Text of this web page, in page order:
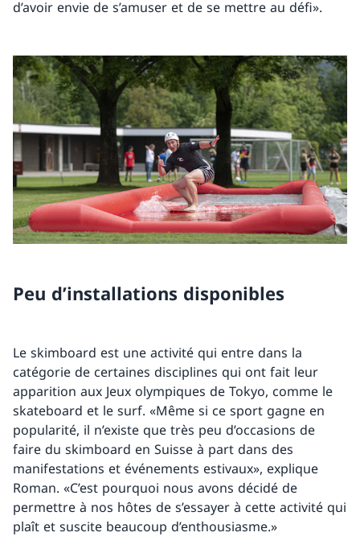
d’avoir envie de s’amuser et de se mettre au défi».
Peu d’installations disponibles
Le skimboard est une activité qui entre dans la
catégorie de certaines disciplines qui ont fait leur
apparition aux Jeux olympiques de Tokyo, comme le
skateboard et le surf. «Même si ce sport gagne en
popularité, il n’existe que très peu d’occasions de
faire du skimboard en Suisse à part dans des
manifestations et événements estivaux», explique
Roman. «C’est pourquoi nous avons décidé de
permettre à nos hôtes de s’essayer à cette activité qui
plaît et suscite beaucoup d’enthousiasme.»